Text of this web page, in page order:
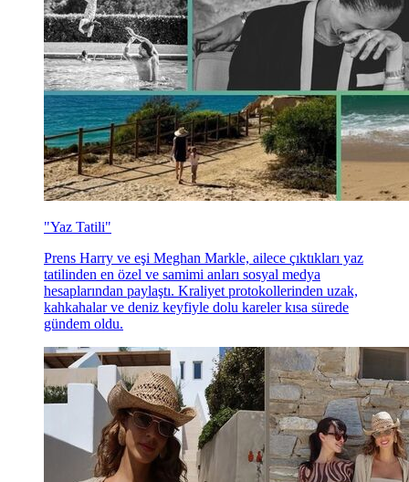
"Yaz Tatili"
Prens Harry ve eşi Meghan Markle, ailece çıktıkları yaz
tatilinden en özel ve samimi anları sosyal medya
hesaplarından paylaştı. Kraliyet protokollerinden uzak,
kahkahalar ve deniz keyfiyle dolu kareler kısa sürede
gündem oldu.